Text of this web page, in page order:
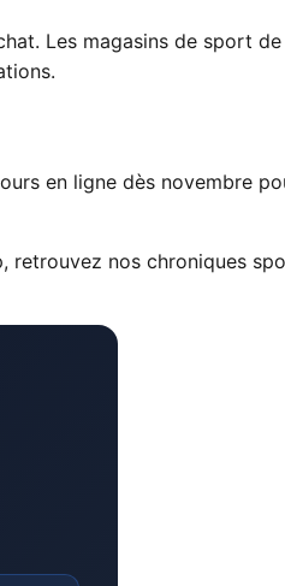
Les magasins de sport
en ligne dès novembre
retrouvez nos chroniques